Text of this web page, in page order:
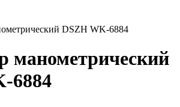
DSZH WK-6884
манометрический
6884